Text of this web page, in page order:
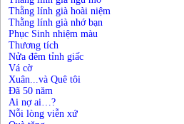
Thằng lính già hoài niệm
Thằng lính già nhớ bạn
Phục Sinh nhiệm màu
Thương tích
Nửa đêm tỉnh giấc
Vá cờ
Xuân...và Quê tôi
Đã 50 năm
Ai nợ ai…?
Nỗi lòng viễn xứ